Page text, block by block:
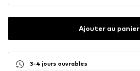
Ajouter au panier
3-4 jours ouvrables